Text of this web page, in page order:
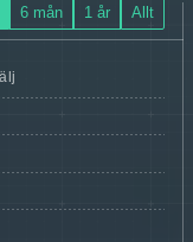
6 mån 1 år Allt